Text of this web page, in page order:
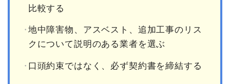
比較する
地中障害物、アスベスト、追加工事のリス
クについて説明のある業者を選ぶ
口頭約束ではなく、必ず契約書を締結する